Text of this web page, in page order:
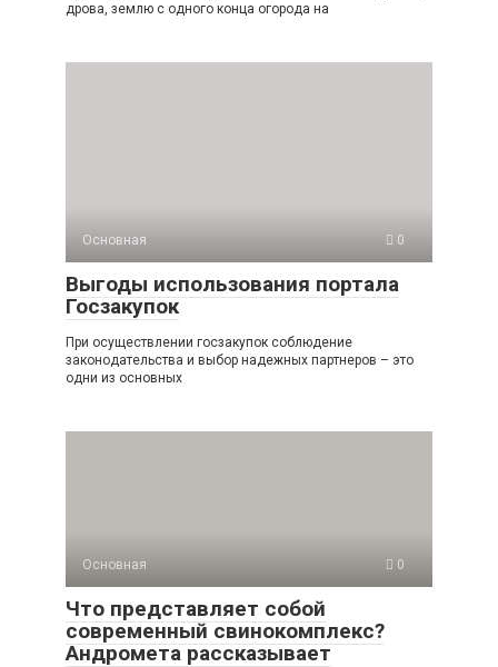
дрова, землю с одного конца огорода на
Основная 0
Выгоды использования портала
Госзакупок
При осуществлении госзакупок соблюдение
законодательства и выбор надежных партнеров – это
одни из основных
Основная 0
Что представляет собой
современный свинокомплекс?
Андромета рассказывает